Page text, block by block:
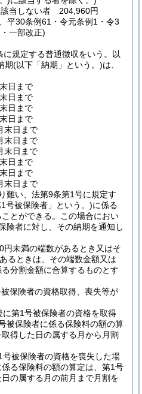
当しない者 204,960円
平30条例61・令元条例1・令3
一部改正)
に規定する普通徴収をいう。以
期(以下「納期」という。)は、
日まで
日まで
日まで
日まで
末日まで
末日まで
末日まで
日まで
日まで
末日まで
難い、法第9条第1号に規定す
号被保険者」という。)に係る
とができる。
この場合におい
険者に対し、その納期を通知し
未満の端数があるとき又はそ
るときは、その端数金額又は
分割金額に合算するものとす
保険者の資格取得、喪失等が
第1号被保険者の資格を取得
被保険者に係る保険料の額の算
得した日の属する月から月割
被保険者の資格を喪失した場
る保険料の額の算定は、第1号
の属する月の前月まで月割を